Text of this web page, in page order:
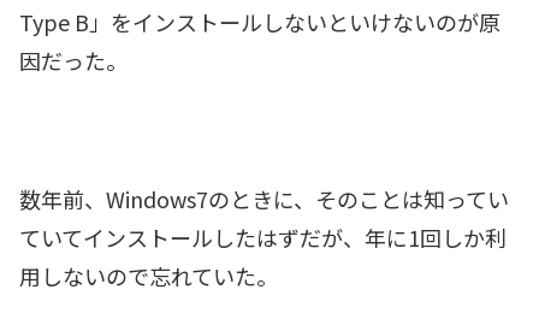
Type B」をインストールしないといけないのが原
因だった。
数年前、Windows7のときに、そのことは知ってい
ていてインストールしたはずだが、年に1回しか利
用しないので忘れていた。